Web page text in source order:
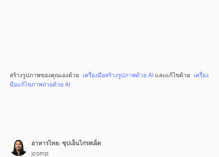
สร้างรูปภาพของคุณเองด้วย เครื่องมือสร้างรูปภาพด้วย AI และแก้ไขด้วย เครื่อง
มือแก้ไขภาพถ่ายด้วย AI
อาหารไทย: ซุปเอ็นไก่รสเผ็ด
jcomp